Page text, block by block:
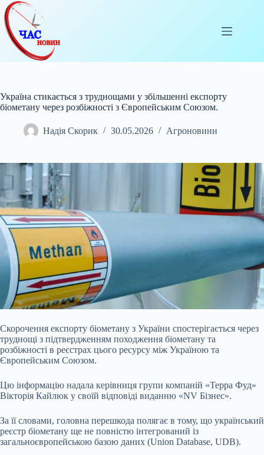
Перейти
до
вмісту
Україна стикається з труднощами у збільшенні експорту
біометану через розбіжності з Європейським Союзом.
Надія Скорик 30.05.2026 Агроновини
Скорочення експорту біометану з України спостерігається через
труднощі з підтвердженням походження біометану та
розбіжності в реєстрах цього ресурсу між Україною та
Європейським Союзом.
Цю інформацію надала керівниця групи компаній «Терра Фуд»
Вікторія Кайлюк у своїй відповіді виданню «NV Бізнес».
За її словами, головна перешкода полягає в тому, що український
реєстр біометану ще не повністю інтегрований із
загальноєвропейською базою даних (Union Database, UDB).